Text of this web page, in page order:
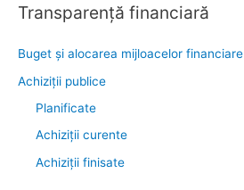
Transparenţă financiară
Buget și alocarea mijloacelor financiare
Achiziţii publice
Planificate
Achiziții curente
Achiziții finisate